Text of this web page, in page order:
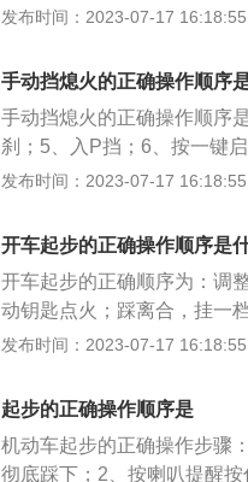
般是挡位高车速低）造成的
踩时，必须一踏到底，在抬
抬起时的总行程分为五个点
同，对于初学者，整个行程
科目三都平路起步抬离合器
进入了联动点区域，必须要
发布时间：2023-07-17 16:18:55
手动挡熄火的正确操作顺序
手动挡熄火的正确操作顺序
刹；5、入P挡；6、按一键
好；2、启动汽车；3、踩离
定要踩住刹车，预防车辆前
会抖动，这时可以轻踩油门
发布时间：2023-07-17 16:18:55
开车起步的正确操作顺序是
开车起步的正确顺序为：调
动钥匙点火；踩离合，挂一
起步前对周围情况的观察意
手的感觉去做，而不是用眼
确保正确的游离配合，保证
起步换挡的技巧和方法：起
发布时间：2023-07-17 16:18:55
起步的正确操作顺序是
机动车起步的正确操作步骤
彻底踩下；2、按喇叭提醒